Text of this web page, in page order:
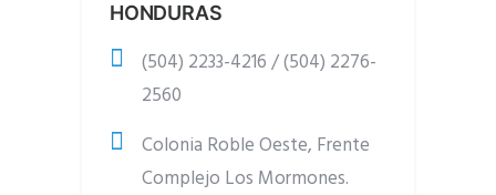
HONDURAS
(504) 2233-4216 / (504) 2276-
2560
Colonia Roble Oeste, Frente
Complejo Los Mormones.